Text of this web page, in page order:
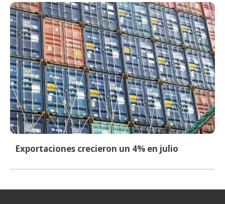
Exportaciones crecieron un 4% en julio